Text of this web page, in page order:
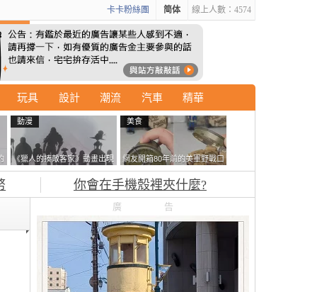
線上人數：4574
简体
卡卡粉絲團
玩具 設計 潮流 汽車 精華
動漫
《獵人的揍敵客家》動畫出現
的這個剪影是誰？你是不是忘
記還有這號人物了
美食
網友開箱80年前的美軍野戰口
糧 罐頭本身保存良好，但裡
面的味道...
你會在手機殼裡夾什麼?
廣告